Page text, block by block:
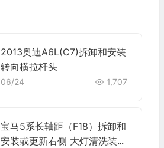
2013奥迪A6L(C7)拆卸和安装
转向横拉杆头
06/24 1,707
宝马5系长轴距（F18）拆卸和
安装或更新右侧 大灯清洗装置